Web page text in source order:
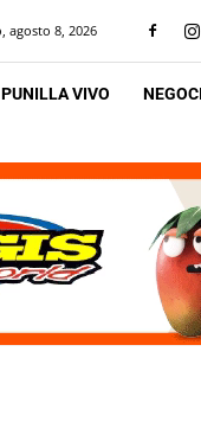
agosto 8, 2026
PUNILLA VIVO